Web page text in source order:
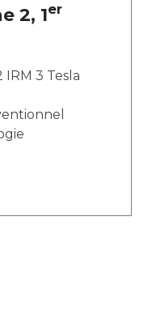
2, 1er
IRM 3 Tesla